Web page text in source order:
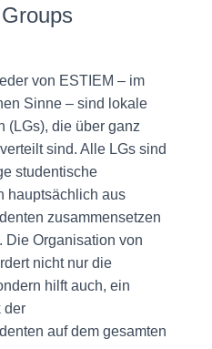
von ESTIEM – im
Sinne – sind lokale
(LGs), die über ganz
sind. Alle LGs sind
studentische
hauptsächlich aus
zusammensetzen
Die Organisation von
nicht nur die
hilft auch, ein
der
auf dem gesamten